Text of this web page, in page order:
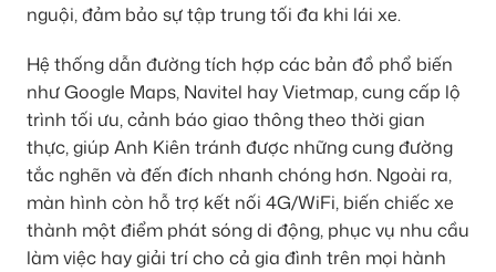
nguội, đảm bảo sự tập trung tối đa khi lái xe.
Hệ thống dẫn đường tích hợp các bản đồ phổ biến
như Google Maps, Navitel hay Vietmap, cung cấp lộ
trình tối ưu, cảnh báo giao thông theo thời gian
thực, giúp Anh Kiên tránh được những cung đường
tắc nghẽn và đến đích nhanh chóng hơn. Ngoài ra,
màn hình còn hỗ trợ kết nối 4G/WiFi, biến chiếc xe
thành một điểm phát sóng di động, phục vụ nhu cầu
làm việc hay giải trí cho cả gia đình trên mọi hành